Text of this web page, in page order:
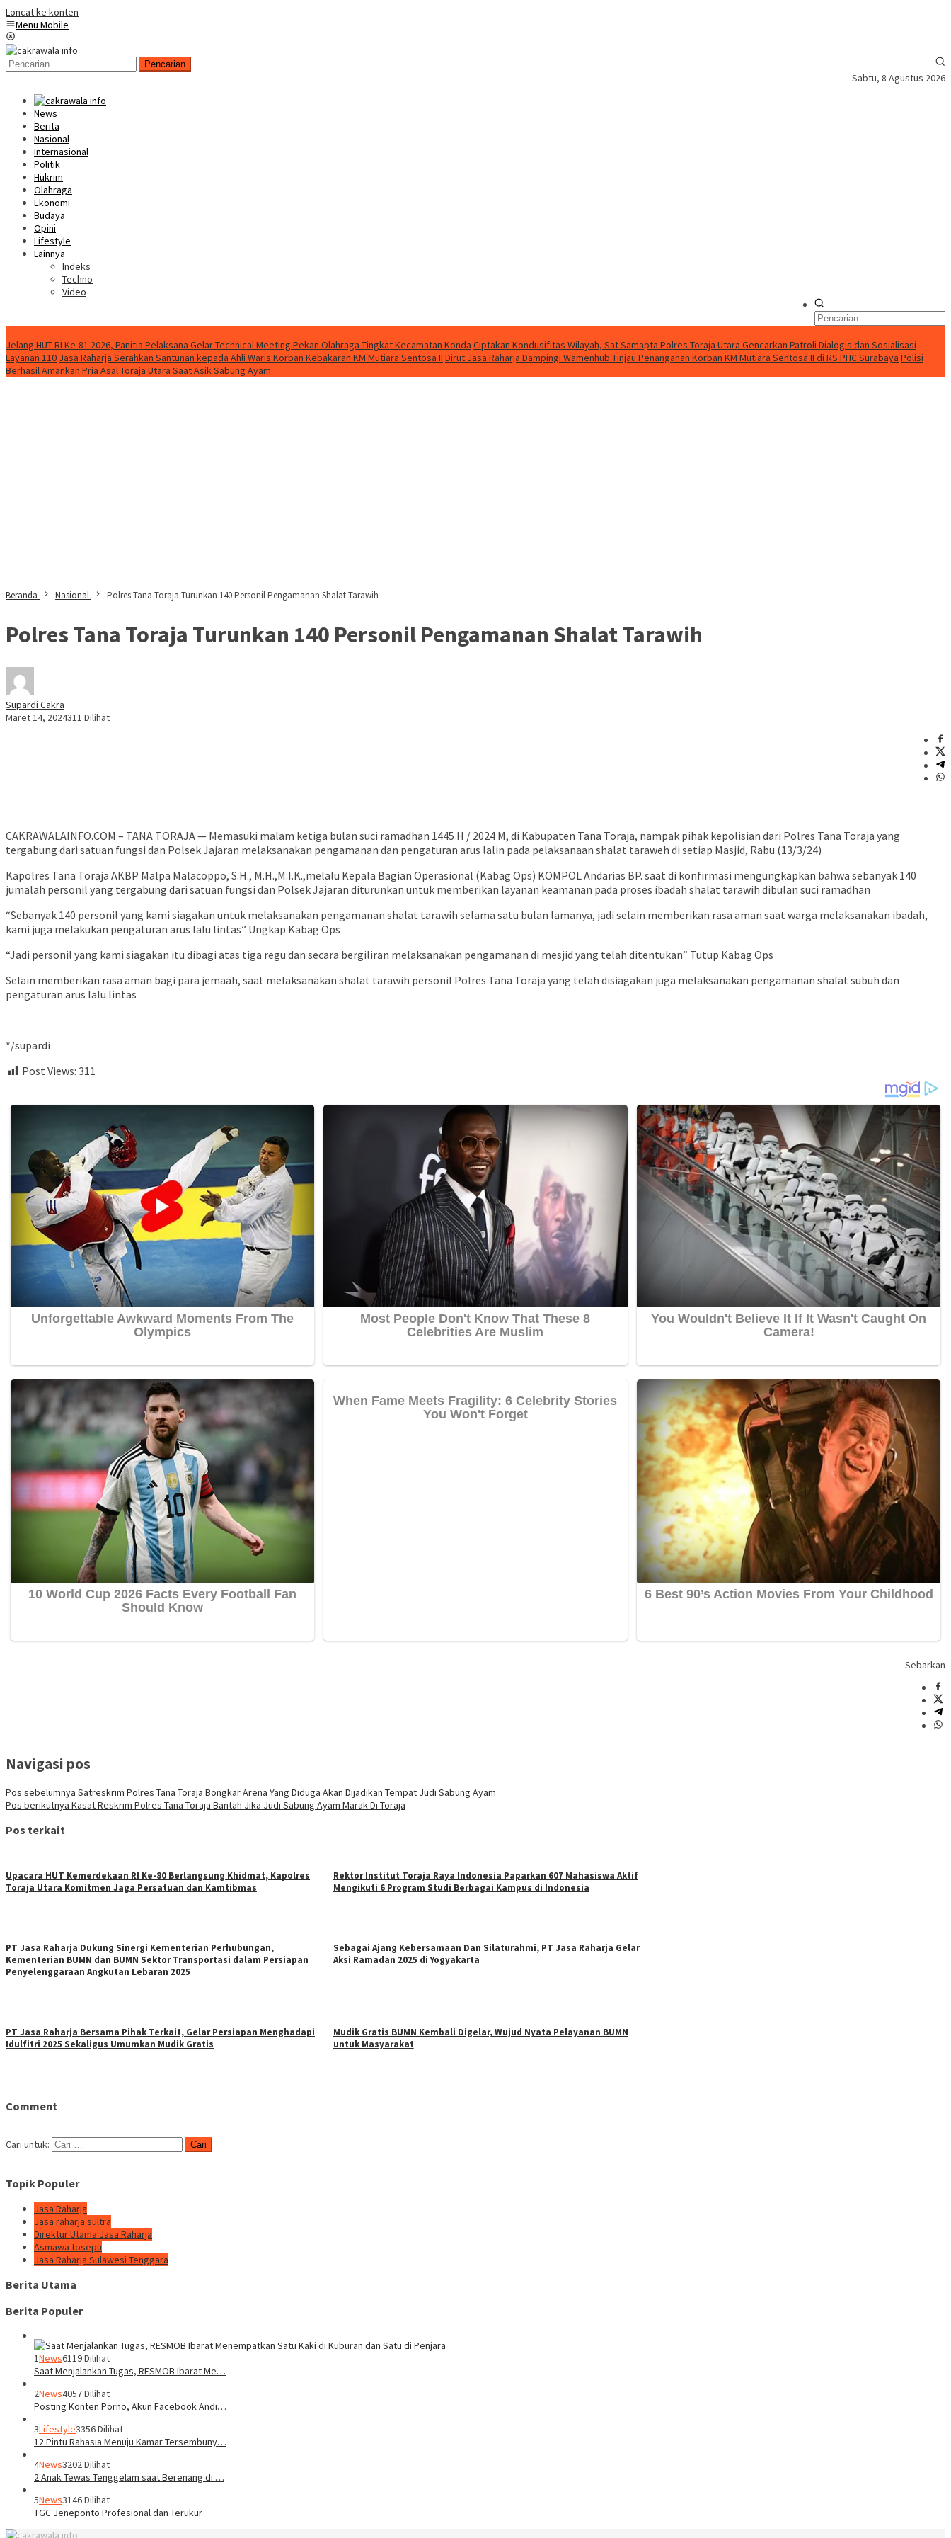
Loncat ke konten
Menu Mobile
Pencarian
Sabtu, 8 Agustus 2026
News
Berita
Nasional
Internasional
Politik
Hukrim
Olahraga
Ekonomi
Budaya
Opini
Lifestyle
Lainnya
Indeks
Techno
Video
Jelang HUT RI Ke-81 2026, Panitia Pelaksana Gelar Technical Meeting Pekan Olahraga Tingkat Kecamatan Konda Ciptakan Kondusifitas Wilayah, Sat Samapta Polres Toraja Utara Gencarkan Patroli Dialogis dan Sosialisasi
Layanan 110 Jasa Raharja Serahkan Santunan kepada Ahli Waris Korban Kebakaran KM Mutiara Sentosa II Dirut Jasa Raharja Dampingi Wamenhub Tinjau Penanganan Korban KM Mutiara Sentosa II di RS PHC Surabaya Polisi
Berhasil Amankan Pria Asal Toraja Utara Saat Asik Sabung Ayam
Beranda Nasional Polres Tana Toraja Turunkan 140 Personil Pengamanan Shalat Tarawih
Polres Tana Toraja Turunkan 140 Personil Pengamanan Shalat Tarawih
Supardi Cakra
Maret 14, 2024311 Dilihat
CAKRAWALAINFO.COM – TANA TORAJA — Memasuki malam ketiga bulan suci ramadhan 1445 H / 2024 M, di Kabupaten Tana Toraja, nampak pihak kepolisian dari Polres Tana Toraja yang
tergabung dari satuan fungsi dan Polsek Jajaran melaksanakan pengamanan dan pengaturan arus lalin pada pelaksanaan shalat taraweh di setiap Masjid, Rabu (13/3/24)
Kapolres Tana Toraja AKBP Malpa Malacoppo, S.H., M.H.,M.I.K.,melalu Kepala Bagian Operasional (Kabag Ops) KOMPOL Andarias BP. saat di konfirmasi mengungkapkan bahwa sebanyak 140
jumalah personil yang tergabung dari satuan fungsi dan Polsek Jajaran diturunkan untuk memberikan layanan keamanan pada proses ibadah shalat tarawih dibulan suci ramadhan
“Sebanyak 140 personil yang kami siagakan untuk melaksanakan pengamanan shalat tarawih selama satu bulan lamanya, jadi selain memberikan rasa aman saat warga melaksanakan ibadah,
kami juga melakukan pengaturan arus lalu lintas” Ungkap Kabag Ops
“Jadi personil yang kami siagakan itu dibagi atas tiga regu dan secara bergiliran melaksanakan pengamanan di mesjid yang telah ditentukan” Tutup Kabag Ops
Selain memberikan rasa aman bagi para jemaah, saat melaksanakan shalat tarawih personil Polres Tana Toraja yang telah disiagakan juga melaksanakan pengamanan shalat subuh dan
pengaturan arus lalu lintas
*/supardi
Post Views: 311
Sebarkan
Navigasi pos
Pos sebelumnya Satreskrim Polres Tana Toraja Bongkar Arena Yang Diduga Akan Dijadikan Tempat Judi Sabung Ayam
Pos berikutnya Kasat Reskrim Polres Tana Toraja Bantah Jika Judi Sabung Ayam Marak Di Toraja
Pos terkait
Upacara HUT Kemerdekaan RI Ke-80 Berlangsung Khidmat, Kapolres
Toraja Utara Komitmen Jaga Persatuan dan Kamtibmas
Rektor Institut Toraja Raya Indonesia Paparkan 607 Mahasiswa Aktif
Mengikuti 6 Program Studi Berbagai Kampus di Indonesia
PT Jasa Raharja Dukung Sinergi Kementerian Perhubungan,
Kementerian BUMN dan BUMN Sektor Transportasi dalam Persiapan
Penyelenggaraan Angkutan Lebaran 2025
Sebagai Ajang Kebersamaan Dan Silaturahmi, PT Jasa Raharja Gelar
Aksi Ramadan 2025 di Yogyakarta
PT Jasa Raharja Bersama Pihak Terkait, Gelar Persiapan Menghadapi
Idulfitri 2025 Sekaligus Umumkan Mudik Gratis
Mudik Gratis BUMN Kembali Digelar, Wujud Nyata Pelayanan BUMN
untuk Masyarakat
Comment
Cari untuk:
Topik Populer
Jasa Raharja
Jasa raharja sultra
Direktur Utama Jasa Raharja
Asmawa tosepu
Jasa Raharja Sulawesi Tenggara
Berita Utama
Berita Populer
1News6119 Dilihat
Saat Menjalankan Tugas, RESMOB Ibarat Me…
2News4057 Dilihat
Posting Konten Porno, Akun Facebook Andi…
3Lifestyle3356 Dilihat
12 Pintu Rahasia Menuju Kamar Tersembuny…
4News3202 Dilihat
2 Anak Tewas Tenggelam saat Berenang di …
5News3146 Dilihat
TGC Jeneponto Profesional dan Terukur